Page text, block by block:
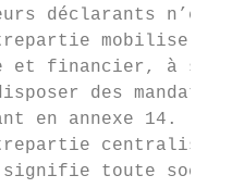
déclarants
mobilise
et financier, à
des
en annexe 14.
centralise
signifie toute